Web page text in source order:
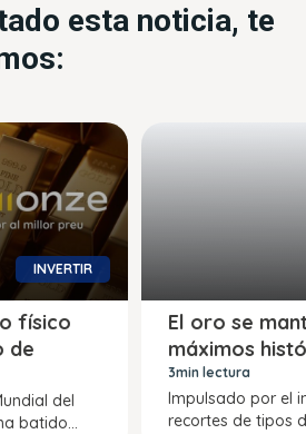
esta noticia, te
INVERTIR
físico
de
del
batido...
El oro se
máximos
3min lectura
Impulsado por el
recortes de tipos